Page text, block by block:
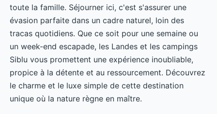
toute la famille. Séjourner ici, c'est s'assurer une
évasion parfaite dans un cadre naturel, loin des
tracas quotidiens. Que ce soit pour une semaine ou
un week-end escapade, les Landes et les campings
Siblu vous promettent une expérience inoubliable,
propice à la détente et au ressourcement. Découvrez
le charme et le luxe simple de cette destination
unique où la nature règne en maître.